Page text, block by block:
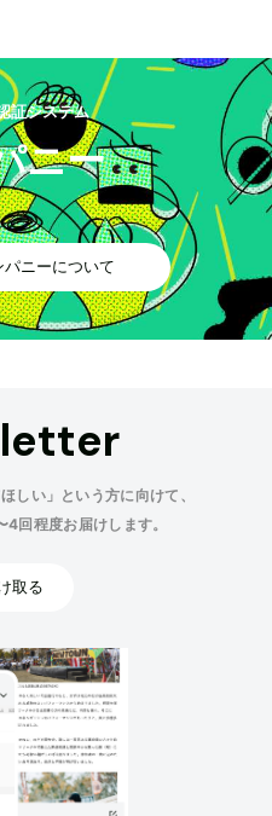
証システム
ニー
ニーについて
しい」という方に向けて、
回程度お届けします。
取る